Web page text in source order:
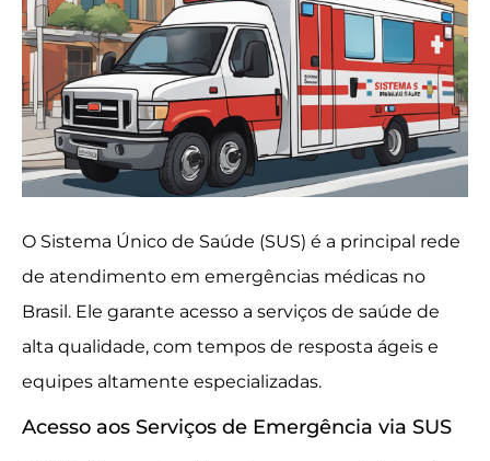
O Sistema Único de Saúde (SUS) é a principal rede
de atendimento em emergências médicas no
Brasil. Ele garante acesso a serviços de saúde de
alta qualidade, com tempos de resposta ágeis e
equipes altamente especializadas.
Acesso aos Serviços de Emergência via SUS